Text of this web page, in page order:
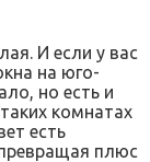
И если у вас
на юго-
но есть и
комнатах
есть
плюс